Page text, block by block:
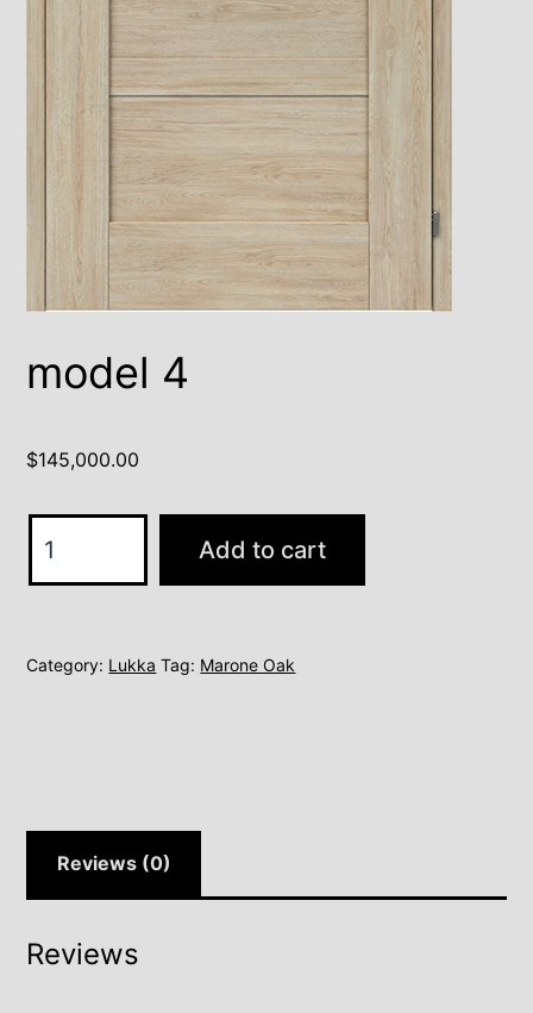
model 4
$145,000.00
Add to cart
Category: Lukka Tag: Marone Oak
Reviews (0)
Reviews